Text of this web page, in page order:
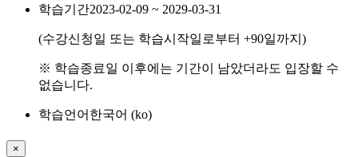
학습기간2023-02-09 ~ 2029-03-31
(수강신청일 또는 학습시작일로부터 +90일까지)
※ 학습종료일 이후에는 기간이 남았더라도 입장할 수
없습니다.
학습언어 한국어 ‎(ko)‎
×